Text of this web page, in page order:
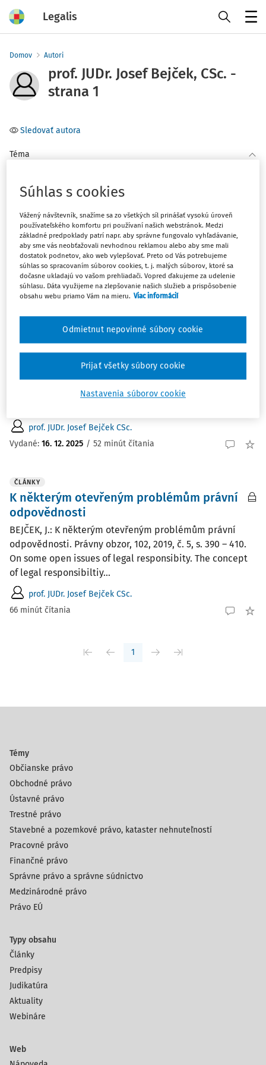
Legalis
Domov Autori
prof. JUDr. Josef Bejček, CSc. -
strana 1
Sledovať autora
Téma
Filter
Počet vyhľadaných dokumentov:2
Zoradiť podľa:
Najnovšie Najstaršie
ČLÁNKY
Vývoj antitrustu na pozadí širšího
cílového regulatorního zmatení
Úvodem V příspěvku se zamýšlím nad některými
koncepčními problémy, s nimiž se potýká antitrustová
regulace u nás i ve světě. Jde však jen o jeden z projevů
prof. JUDr. Josef Bejček CSc.
Vydané: 16. 12. 2025 / 52 minút čítania
ČLÁNKY
K některým otevřeným problémům právní
odpovědnosti
BEJČEK, J.: K některým otevřeným problémům právní
odpovědnosti. Právny obzor, 102, 2019, č. 5, s. 390 – 410.
On some open issues of legal responsibity. The concept
of legal responsibiltiy...
prof. JUDr. Josef Bejček CSc.
66 minút čítania
1
Témy
Občianske právo
Obchodné právo
Ústavné právo
Trestné právo
Stavebné a pozemkové právo, kataster nehnuteľností
Pracovné právo
Finančné právo
Správne právo a správne súdnictvo
Medzinárodné právo
Právo EÚ
Typy obsahu
Články
Predpisy
Judikatúra
Aktuality
Webináre
Web
Súhlas s cookies
Vážený návštevník, snažíme sa zo všetkých síl prinášať vysokú úroveň
používateľského komfortu pri používaní našich webstránok. Medzi
základné predpoklady patrí napr. aby správne fungovalo vyhľadávanie,
aby sme vás neobťažovali nevhodnou reklamou alebo aby sme mali
dostatok podnetov, ako web vylepšovať. Preto od Vás potrebujeme
súhlas so spracovaním súborov cookies, t. j. malých súborov, ktoré sa
dočasne ukladajú vo vašom prehliadači. Vopred ďakujeme za udelenie
súhlasu. Dáta využijeme na zlepšovanie našich služieb a prispôsobenie
obsahu webu priamo Vám na mieru. Viac informácií
Nastavenia súborov cookie
Odmietnut nepovinné súbory cookie
Prijať všetky súbory cookie